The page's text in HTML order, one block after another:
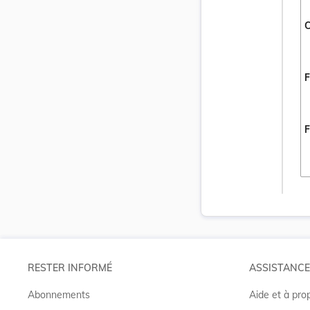
RESTER INFORMÉ
Abonnements
ASSISTANCE
Aide et à